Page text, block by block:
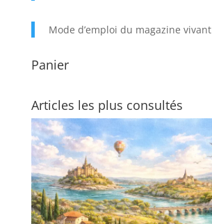
Mode d’emploi du magazine vivant
Panier
Articles les plus consultés